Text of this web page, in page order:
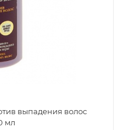
выпадения волос
мл